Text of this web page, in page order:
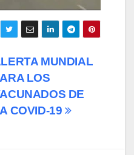
MUNDIAL
LOS
DE
COVID-19